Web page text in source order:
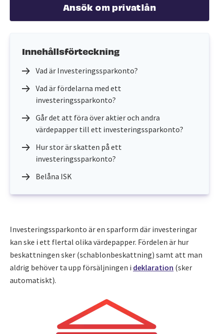
Ansök om privatlån
Innehållsförteckning
Vad är Investeringssparkonto?
Vad är fördelarna med ett
investeringssparkonto?
Går det att föra över aktier och andra
värdepapper till ett investeringssparkonto?
Hur stor är skatten på ett
investeringssparkonto?
Belåna ISK
Investeringssparkonto är en sparform där investeringar
kan ske i ett flertal olika värdepapper. Fördelen är hur
beskattningen sker (schablonbeskattning) samt att man
aldrig behöver ta upp försäljningen i deklaration (sker
automatiskt).